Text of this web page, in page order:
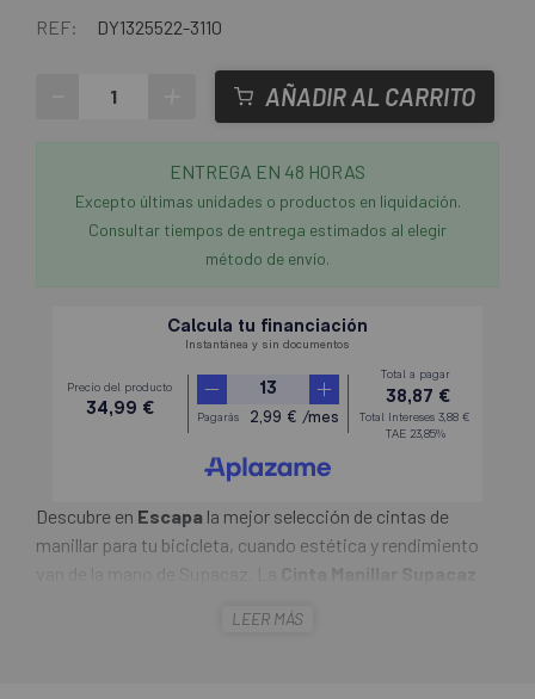
REF: DY1325522-3110
AÑADIR AL CARRITO
ENTREGA EN 48 HORAS
Excepto últimas unidades o productos en liquidación.
Consultar tiempos de entrega estimados al elegir
método de envío.
Descubre en Escapa la mejor selección de cintas de
manillar para tu bicicleta, cuando estética y rendimiento
van de la mano de Supacaz. La
Cinta Manillar Supacaz
Peter Sagan. Fusionando rendimiento y estilo, Supacaz
LEER MÁS